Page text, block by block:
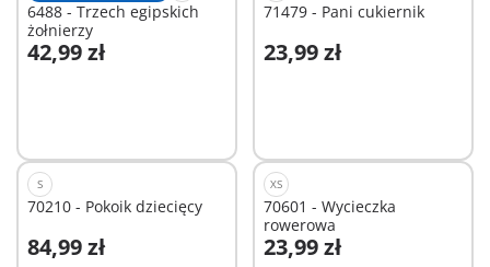
6488 - Trzech egipskich
żołnierzy
42,99 zł
Dodaj do koszyka
71479 - Pani cukiernik
23,99 zł
Dodaj do koszyka
S
70210 - Pokoik dziecięcy
84,99 zł
Dodaj do koszyka
XS
70601 - Wycieczka
rowerowa
23,99 zł
Dodaj do koszyka